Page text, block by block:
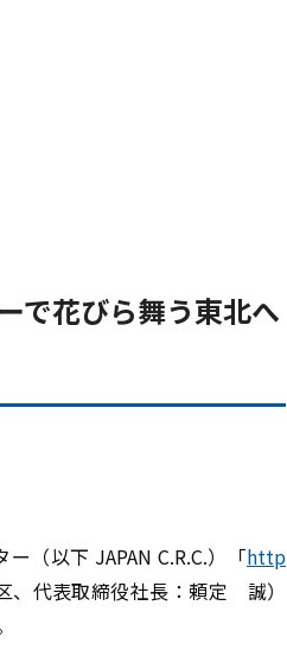
で花びら舞う東北へ
（以下 JAPAN C.R.C.）「http
、代表取締役社長：頼定 誠）